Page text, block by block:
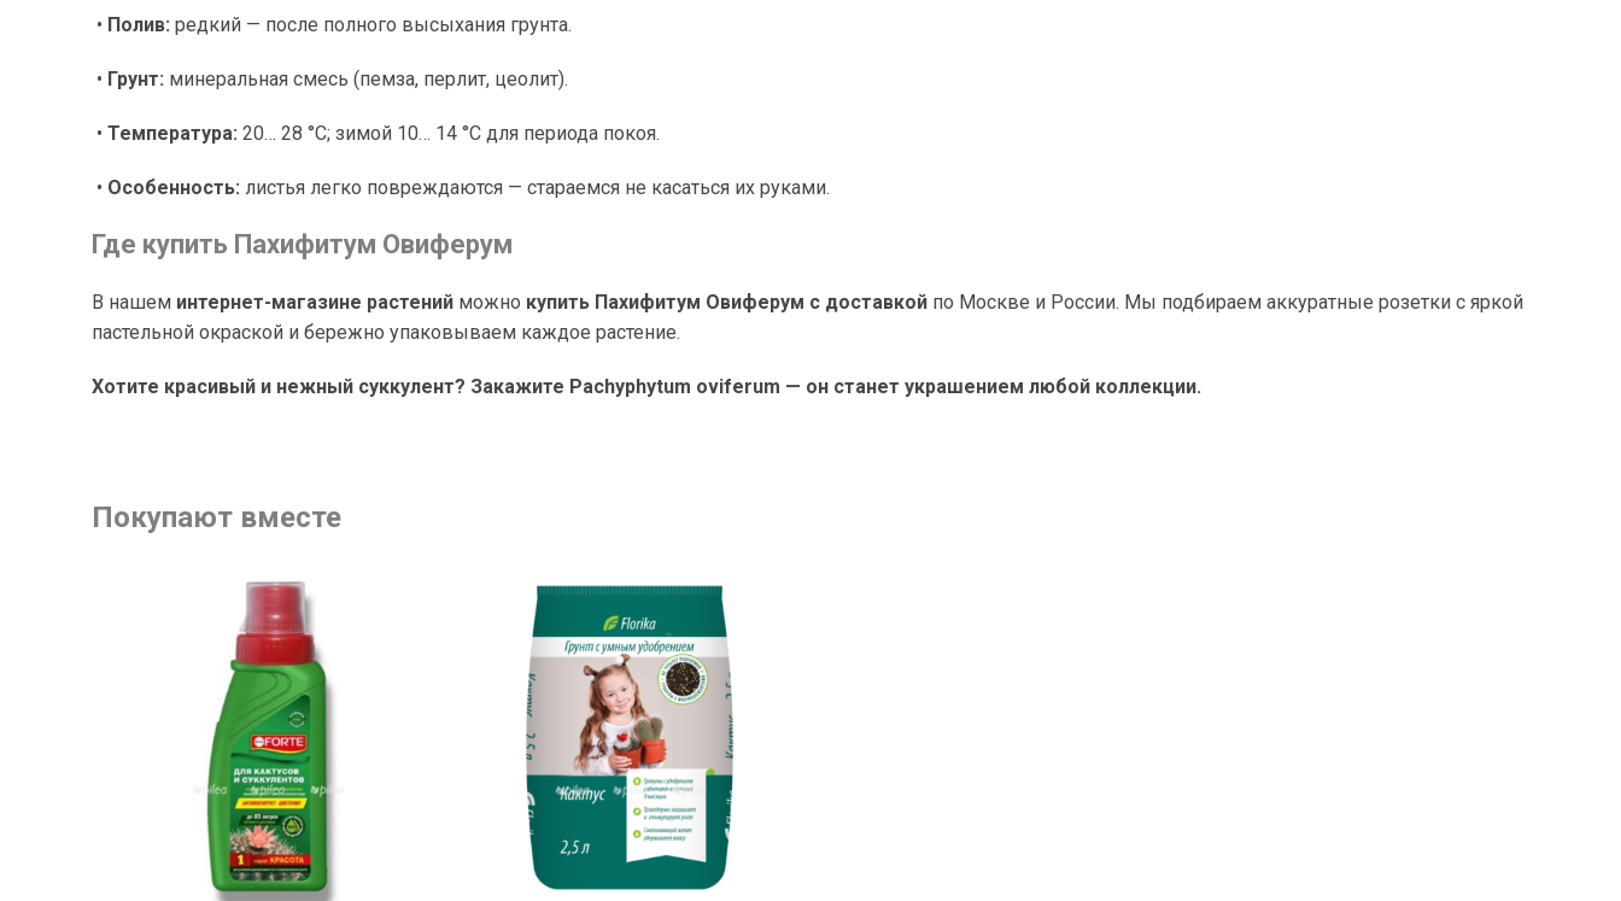
• Полив: редкий — после полного высыхания грунта.
• Грунт: минеральная смесь (пемза, перлит, цеолит).
• Температура: 20… 28 °C; зимой 10… 14 °C для периода покоя.
• Особенность: листья легко повреждаются — стараемся не касаться их руками.
Где купить Пахифитум Овиферум
В нашем интернет-магазине растений можно купить Пахифитум Овиферум с доставкой по Москве и России. Мы подбираем аккуратные розетки с яркой
пастельной окраской и бережно упаковываем каждое растение.
Хотите красивый и нежный суккулент? Закажите Pachyphytum oviferum — он станет украшением любой коллекции.
Покупают вместе